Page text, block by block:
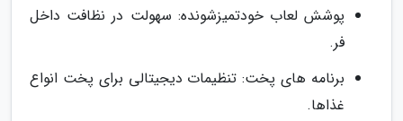
پوشش لعاب خودتمیزشونده: سهولت در نظافت داخل
فر.
برنامه های پخت: تنظیمات دیجیتالی برای پخت انواع
غذاها.